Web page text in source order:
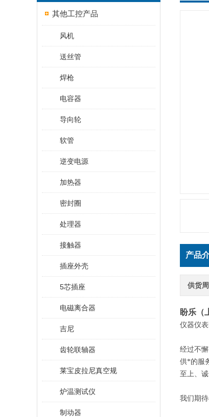
其他工控产品
风机
送丝管
焊枪
电容器
导向轮
软管
逆变电源
加热器
密封圈
处理器
接触器
插座外壳
5芯插座
电磁离合器
吉尼
齿轮联轴器
莱宝皮拉尼真空规
炉温测试仪
制动器
产品
供货
盼乐（
仪器仪
经过不
供*的服
至上、
我们期